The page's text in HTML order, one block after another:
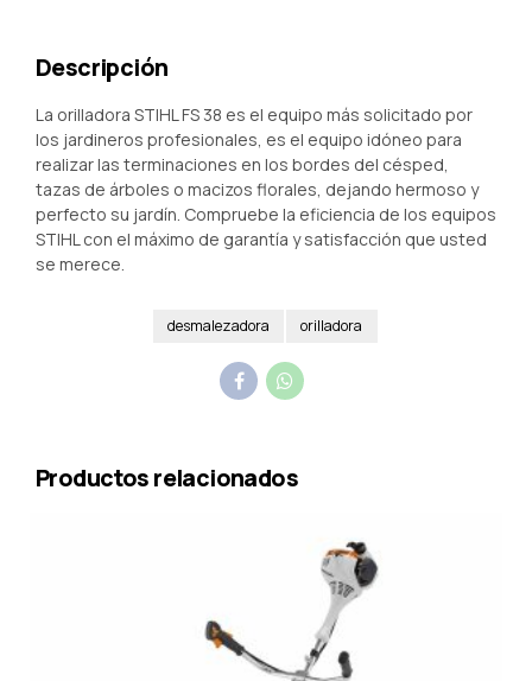
Descripción
La orilladora STIHL FS 38 es el equipo más solicitado por
los jardineros profesionales, es el equipo idóneo para
realizar las terminaciones en los bordes del césped,
tazas de árboles o macizos florales, dejando hermoso y
perfecto su jardín. Compruebe la eficiencia de los equipos
STIHL con el máximo de garantía y satisfacción que usted
se merece.
desmalezadora orilladora
Productos relacionados